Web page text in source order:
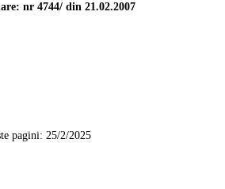
nr 4744/ din 21.02.2007
pagini: 25/2/2025